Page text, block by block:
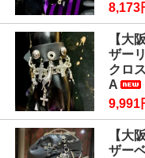
8,173
【大
ザー
クロ
A
9,991
【大
ザー